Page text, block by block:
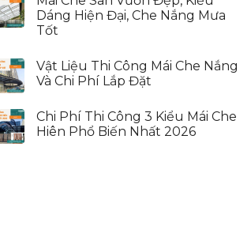
Dáng Hiện Đại, Che Nắng Mưa
Tốt
Vật Liệu Thi Công Mái Che Nắng
Và Chi Phí Lắp Đặt
Chi Phí Thi Công 3 Kiểu Mái Che
Hiên Phổ Biến Nhất 2026